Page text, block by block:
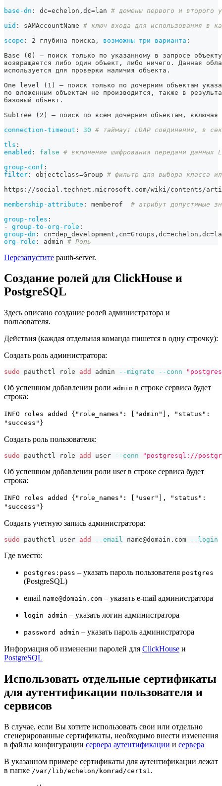
base-dn : dc=echelon , dc=lan # домены первого и второго
uid : sAMAccountName # ключ входа для использования в
scope : 2 глубина поиска , возможны три варианта :
Base (0) — поиск только по указанному в запросе
возвращается либо один объект ,
либо ничего. Данная
используется для проверки наличия объекта.
One level (1) — поиск только по дочерним объектам
по вложенным объектам не производится ,
также в
базовый объект.
Subtree (2) — поиск по всем дочерним объектам ,
connection-timeout : 30 # таймаут LDAP соединения, в
tls :
enabled : false # включение шифрования передачи данных
group-conf :
filter : objectclass=Group # фильтр для выбора класса
https : //social.technet.microsoft.com/wiki/contents/
membership-attribute : memberof # атрибут допустимые
group-roles :
-
group-to-org-role :
group-dn : cn=dep_development , cn=Groups , dc=echelon ,
org-role : admin # Роль
Перезапустите pauth-server.
Создание ролей для ClickHouse и
PostgreSQL
Здесь описано создание ролей администратора и
пользователя.
Действия (каждая отдельная команда пишется в одну строчку):
Создать роль администратора:
sudo pauthctl role add admin --migrate --conn
Об успешном добавлении роли admin в строке сервиса будет
строка:
INFO roles added {"role_names": ["admin"], "status":
"success"}
Создать роль пользователя:
sudo pauthctl role add user --conn "postgresql://
Об успешном добавлении роли user в строке сервиса будет
строка:
INFO roles added {"role_names": ["user"], "status":
"success"}
Создать учетную запись администратора:
sudo pauthctl user add --email name@domain.com --login
Где вместо:
postgres:pass – указать пароль пользователя postgres
(PostgreSQL)
email name@domain.com – указать e-mail администратора
login admin – указать логин администратора
password admin – указать пароль администратора
Информация об изменении паролей для ClickHouse и
PostgreSQL
Использовать отдельные сертификаты
для аутентификации пользователя и
сервисов
В случае, если Вы хотите использовать свои или отдельно
сгенерированные сертификаты, необходимо внести изменения
в файлы конфигурации сервера аутентификации и сервера
В указанном примере сертификаты для аутентификации лежат
в папке /var/lib/echelon/komrad/certs1.